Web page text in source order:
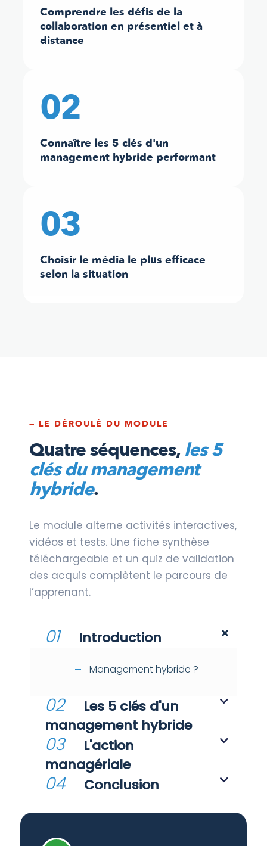
Comprendre les défis de la
collaboration en présentiel et à
distance
02
Connaître les 5 clés d'un
management hybride performant
03
Choisir le média le plus efficace
selon la situation
— LE DÉROULÉ DU MODULE
Quatre séquences,les 5
clés du management
hybride.
Le module alterne activités interactives,
vidéos et tests. Une fiche synthèse
téléchargeable et un quiz de validation
des acquis complètent le parcours de
l’apprenant.
01 Introduction
Management hybride ?
02
Les 5 clés d'un
management hybride
03
L'action
managériale
04 Conclusion